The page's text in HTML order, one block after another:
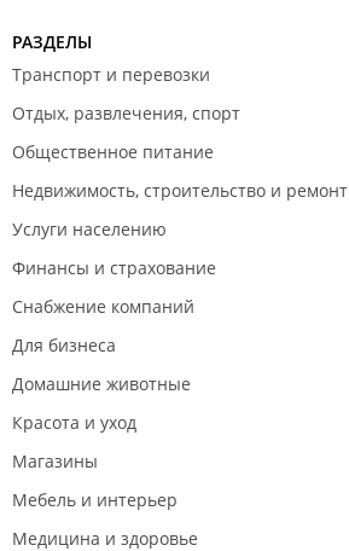
РАЗДЕЛЫ
Транспорт и перевозки
Отдых, развлечения, спорт
Общественное питание
Недвижимость, строительство и ремонт
Услуги населению
Финансы и страхование
Снабжение компаний
Для бизнеса
Домашние животные
Красота и уход
Магазины
Мебель и интерьер
Медицина и здоровье